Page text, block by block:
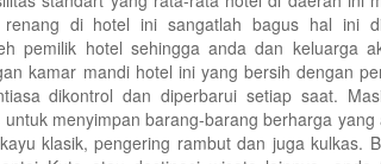
di hotel ini sangatlah bagus hal ini
pemilik hotel sehingga anda dan keluarga
kamar mandi hotel ini yang bersih dengan
dikontrol dan diperbarui setiap saat.
menyimpan barang-barang berharga yang
klasik, pengering rambut dan juga kulkas.